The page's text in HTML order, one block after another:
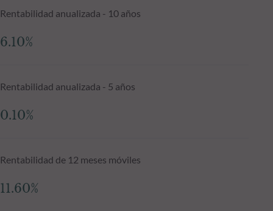
Rentabilidad anualizada - 10 años
6.10%
Rentabilidad anualizada - 5 años
0.10%
Rentabilidad de 12 meses móviles
11.60%